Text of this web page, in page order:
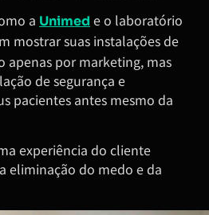
a Unimed e o laboratório
mostrar suas instalações de
apenas por marketing, mas
de segurança e
pacientes antes mesmo da
experiência do cliente
eliminação do medo e da